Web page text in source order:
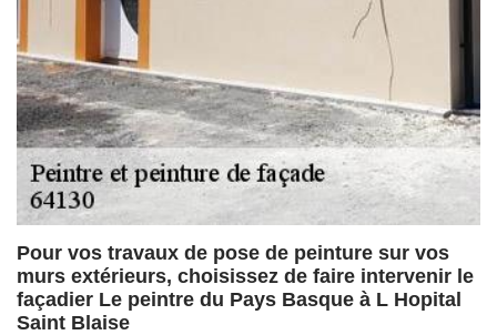
Pour vos travaux de pose de peinture sur vos
murs extérieurs, choisissez de faire intervenir le
façadier Le peintre du Pays Basque à L Hopital
Saint Blaise